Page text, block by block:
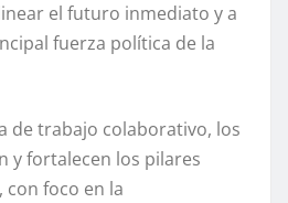
el futuro inmediato y a
fuerza política de la
de trabajo colaborativo, los
y fortalecen los pilares
con foco en la